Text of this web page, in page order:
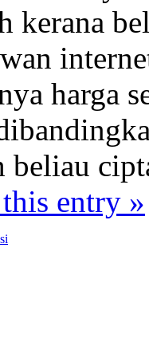
kerana
harga
beliau
entry »